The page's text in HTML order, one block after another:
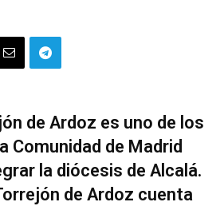
de Ardoz es uno de los
Comunidad de Madrid
la diócesis de Alcalá.
de Ardoz cuenta